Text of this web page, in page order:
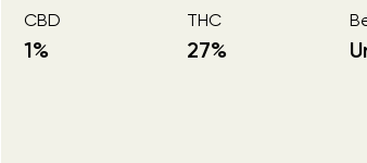
CBD
1%
THC
27%